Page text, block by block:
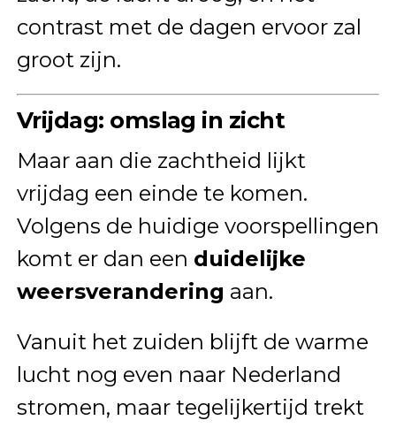
contrast met de dagen ervoor zal
groot zijn.
Vrijdag: omslag in zicht
Maar aan die zachtheid lijkt
vrijdag een einde te komen.
Volgens de huidige voorspellingen
komt er dan een duidelijke
weersverandering aan.
Vanuit het zuiden blijft de warme
lucht nog even naar Nederland
stromen, maar tegelijkertijd trekt